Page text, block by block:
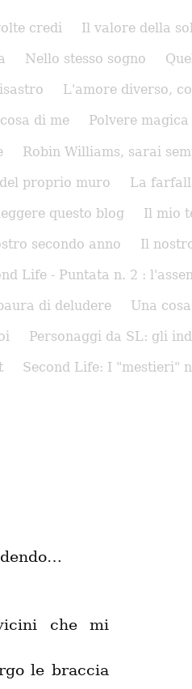
credi Il valore della
Nello stesso sogno
L'amore diverso,
di me Polvere magica
Robin Williams, sarai
proprio muro La
questo blog Il mio
secondo anno Il
Life - Puntata n. 2 :
di deludere Una
Personaggi da SL: gli
Second Life: I "mestieri"
che mi
le braccia